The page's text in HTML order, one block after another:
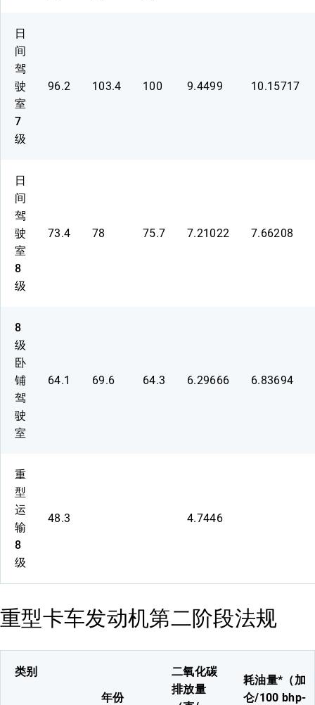
日
间
驾
驶
室
7
级
96.2 103.4 100 9.4499 10.15717
日
间
驾
驶
室
8
级
73.4 78 75.7 7.21022 7.66208
8
级
卧
铺
驾
驶
室
64.1 69.6 64.3 6.29666 6.83694
重
型
运
输
8
级
48.3 4.7446
重型卡车发动机第二阶段法规
类别
年份
二氧化碳
排放量
耗油量*（加
仑/100 bhp-